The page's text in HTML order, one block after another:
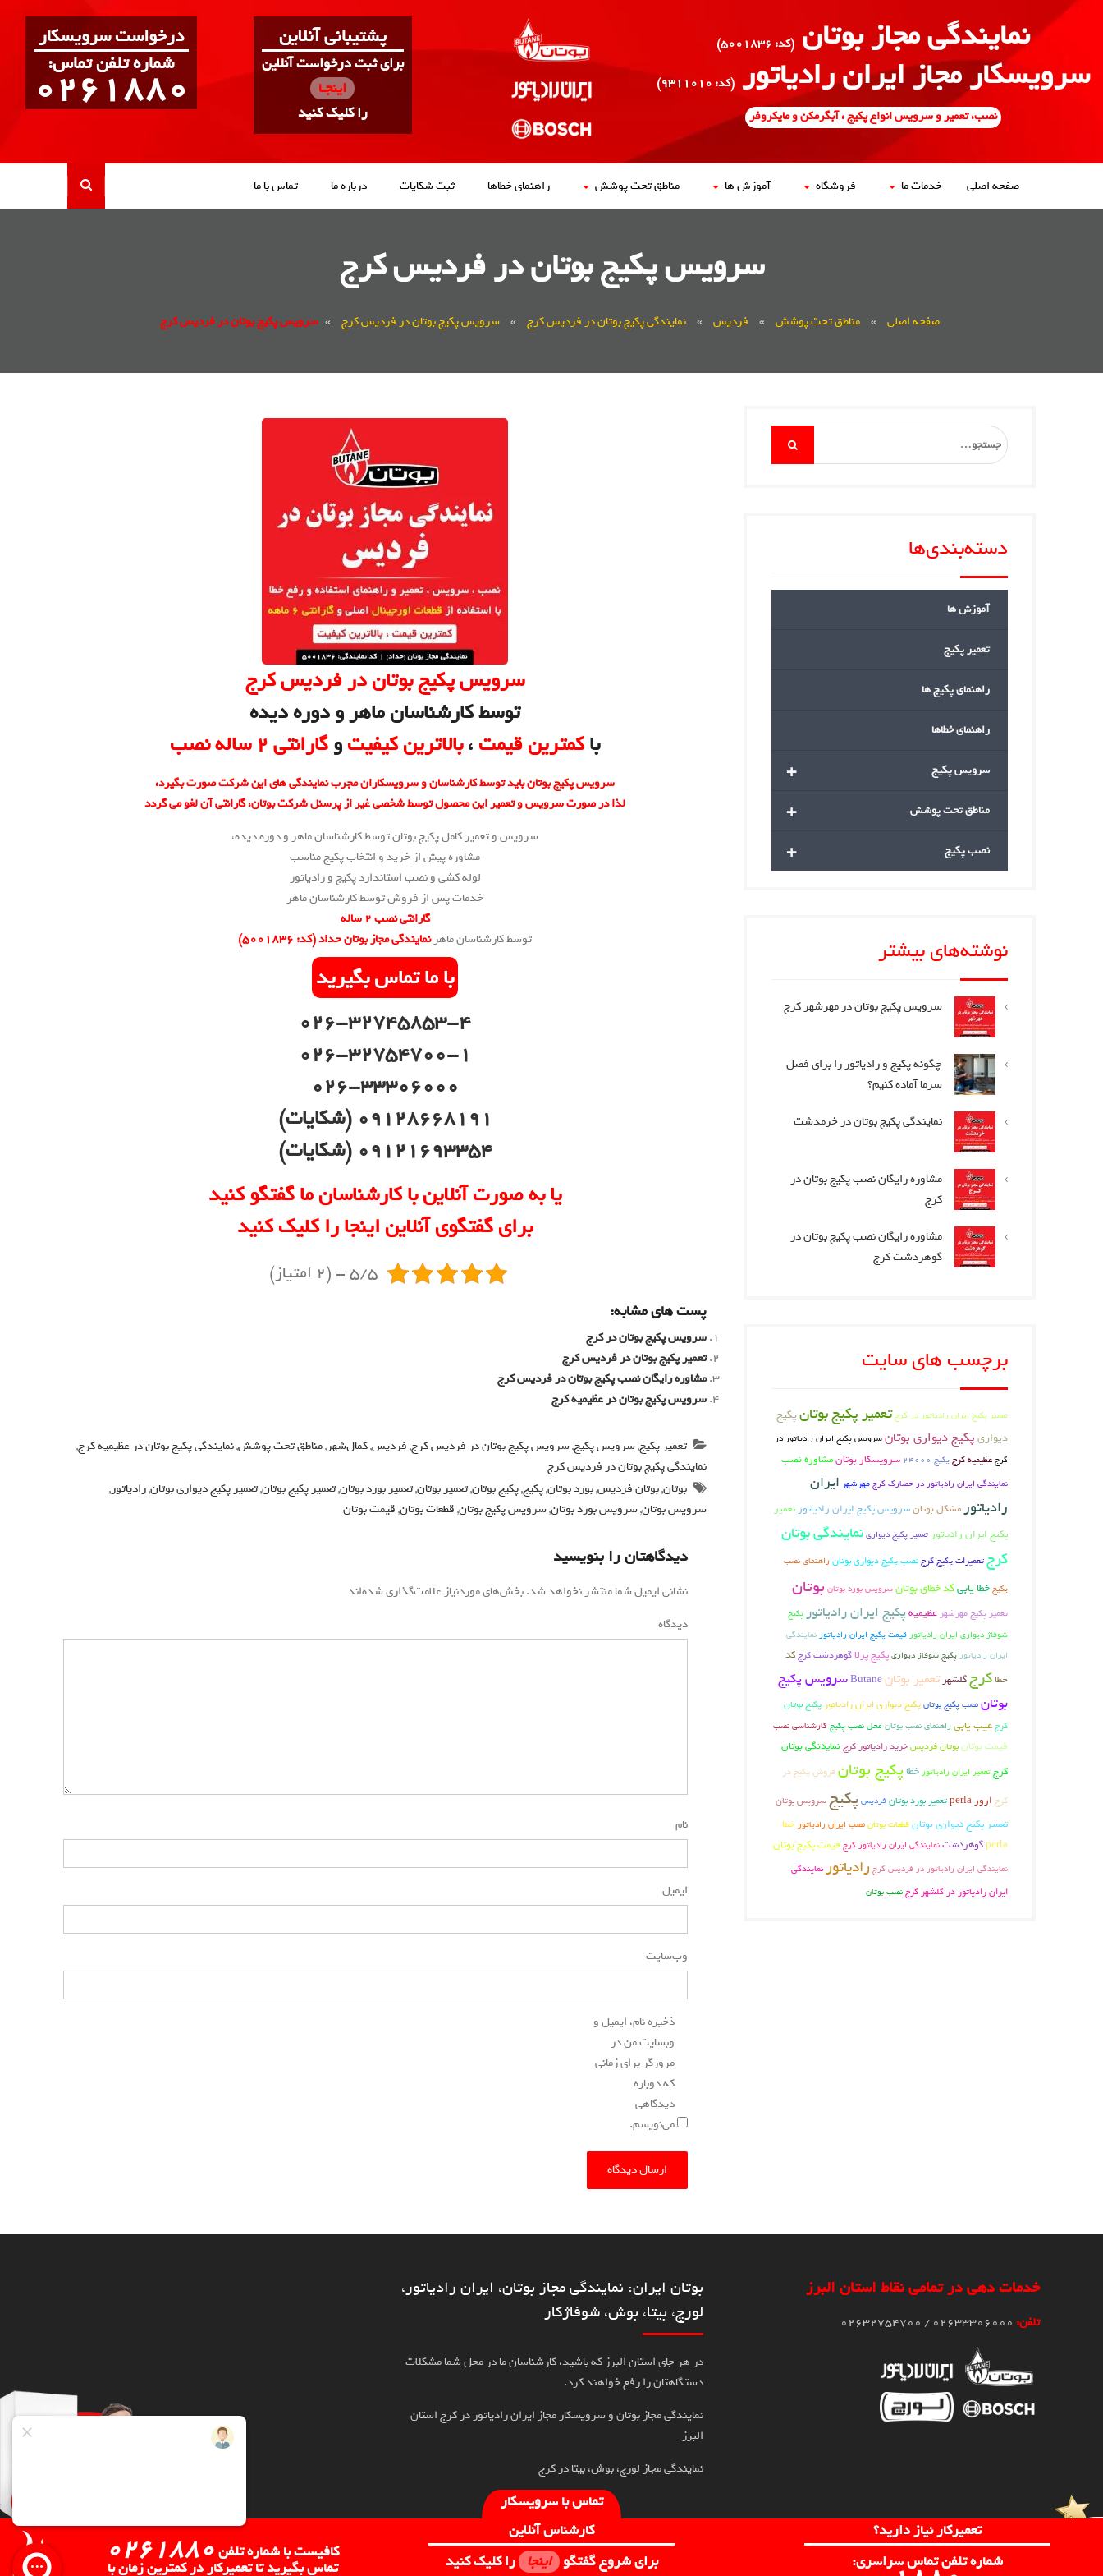
نمایندگی مجاز بوتان (کد: ۵۰۰۱۸۳۶)
سرویسکار مجاز ایران رادیاتور (کد: ۹۳۱۱۰۱۰)
نصب، تعمیر و سرویس انواع پکیج ، آبگرمکن و مایکروفر
پشتیبانی آنلاین
برای ثبت درخواست آنلاین
اینجـا
را کلیک کنید
درخواست سرویسکار
:شماره تلفن تماس
0261880
صفحه اصلی خدمات ما فروشگاه آموزش ها مناطق تحت پوشش راهنمای خطاها ثبت شکایات درباره ما تماس با ما
سرویس پکیج بوتان در فردیس کرج
صفحه اصلی » مناطق تحت پوشش » فردیس » نمایندگی پکیج بوتان در فردیس کرج » سرویس پکیج بوتان در فردیس کرج » سرویس پکیج بوتان در فردیس کرج
سرویس پکیج بوتان در فردیس کرج
توسط کارشناسان ماهر و دوره دیده
باکمترین قیمت ،بالاترین کیفیتوگارانتی 2 ساله نصب
سرویس پکیج بوتان باید توسط کارشناسان و سرویسکاران مجرب نمایندگی های این شرکت صورت بگیرد،
لذا در صورت سرویس و تعمیر این محصول توسط شخصی غیر از پرسنل شرکت بوتان، گارانتی آن لغو می گردد
سرویس و تعمیر کامل پکیج بوتان توسط کارشناسان ماهر و دوره دیده،
مشاوره پیش از خرید و انتخاب پکیج مناسب
لوله کشی و نصب استاندارد پکیج و رادیاتور
خدمات پس از فروش توسط کارشناسان ماهر
گارانتی نصب 2 ساله
توسط کارشناسان ماهرنمایندگی مجاز بوتان حداد (کد: ۵۰۰۱۸۳۶)
با ما تماس بگیرید
026-32745853-4
026-32754700-1
026-33306000
09128668191 (شکایات)
09121693354 (شکایات)
یا به صورت آنلاین با کارشناسان ما گفتگو کنید
برای گفتگوی آنلاین اینجا را کلیک کنید
5/5 - (2 امتیاز)
پست های مشابه:
سرویس پکیج بوتان در کرج
تعمیر پکیج بوتان در فردیس کرج
مشاوره رایگان نصب پکیج بوتان در فردیس کرج
سرویس پکیج بوتان در عظیمیه کرج
تعمیر پکیج,سرویس پکیج,سرویس پکیج بوتان در فردیس کرج,فردیس,کمال‌شهر,مناطق تحت پوشش,نمایندگی پکیج بوتان در عظیمیه کرج,
نمایندگی پکیج بوتان در فردیس کرج
بوتان,بوتان فردیس,بورد بوتان,پکیج,پکیج بوتان,تعمیر بوتان,تعمیر بورد بوتان,تعمیر پکیج بوتان,تعمیر پکیج دیواری بوتان,رادیاتور,
سرویس بوتان,سرویس بورد بوتان,سرویس پکیج بوتان,قطعات بوتان,قیمت بوتان
دیدگاهتان را بنویسید
نشانی ایمیل شما منتشر نخواهد شد.بخش‌های موردنیاز علامت‌گذاری شده‌اند
دیدگاه
نام
ایمیل
وب‌سایت
ذخیره نام، ایمیل و
وبسایت من در
مرورگر برای زمانی
که دوباره
دیدگاهی
می‌نویسم.
Search
for:
دسته‌بندی‌ها
آموزش ها
تعمیر پکیج
راهنمای پکیج ها
راهنمای خطاها
+ سرویس پکیج
+ مناطق تحت پوشش
+ نصب پکیج
نوشته‌های بیشتر
سرویس پکیج بوتان در مهرشهر کرج
چگونه پکیج و رادیاتور را برای فصل
سرما آماده کنیم؟
نمایندگی پکیج بوتان در خرمدشت
مشاوره رایگان نصب پکیج بوتان در
کرج
مشاوره رایگان نصب پکیج بوتان در
گوهردشت کرج
برچسب های سایت
تعمیر پکیج ایران رادیاتور در کرجتعمیر پکیج بوتانپکیج
دیواریپکیج دیواری بوتانسرویس پکیج ایران رادیاتور در
کرجعظیمیه کرجپکیج 24000 سرویسکار بوتانمشاوره نصب
نمایندگی ایران رادیاتور در حصارک کرجمهرشهر ایران
رادیاتور مشکل بوتانسرویس پکیج ایران رادیاتور تعمیر
پکیج ایران رادیاتور تعمیر پکیج دیوارینمایندگی بوتان
کرجتعمیرات پکیج کرجنصب پکیج دیواری بوتان راهنمای نصب
پکیجخطا یابیکد خطای بوتانسرویس بورد بوتان بوتان
تعمیر پکیج مهرشهر عظیمیه پکیج ایران رادیاتورپکیج
شوفاژ دیواری ایران رادیاتور قیمت پکیج ایران رادیاتور نمایندگی
ایران رادیاتور پکیج شوفاژ دیواریپکیج پرلاگوهردشت کرجکد
خطاکرجگلشهر تعمیر بوتانButaneسرویس پکیج
بوتاننصب پکیج بوتانپکیج دیواری ایران رادیاتور پکیج بوتان
کرجعیب یابی راهنمای نصب بوتانمحل نصب پکیجکارشناسی نصب
قیمت بوتانبوتان فردیسخرید رادیاتور کرجنمایدنگی بوتان
کرجتعمیر ایران رادیاتور خطا پکیج بوتانفروش پکیج در
کرج ارور perla تعمیر بورد بوتانفردیسپکیج سرویس بوتان
تعمیر پکیج دیواری بوتانقطعات بوتاننصب ایران رادیاتور خطا
perlaگوهردشتنمایندگی ایران رادیاتور کرج قیمت پکیج بوتان
نمایندگی ایران رادیاتور در فردیس کرج رادیاتورنمایندگی
ایران رادیاتور در گلشهر کرجنصب بوتان
خدمات دهی در تمامی نقاط استان البرز
تلفن:
بوتان ایران: نمایندگی مجاز بوتان، ایران رادیاتور،
لورچ، بیتا، بوش، شوفاژکار
در هر جای استان البرز که باشید، کارشناسان ما در محل شما مشکلات
دستگاهتان را رفع خواهند کرد.
نمایندگی مجاز بوتان و سرویسکار مجاز ایران رادیاتور در کرج استان
البرز
نمایندگی مجاز لورچ، بوش، بیتا در کرج
تمامی حقوق برای نمایندگی پویان حداد مولایان محفوظ است
تماس با سرویسکار
تعمیرکار نیاز دارید؟
شماره تلفن تماس سراسری:
کارشناس آنلاین
برای شروع گفتگو اینجا را کلیک کنید کافیست با شماره تلفن0261880
تماس بگیرید تا تعمیرکار در کمترین زمان با